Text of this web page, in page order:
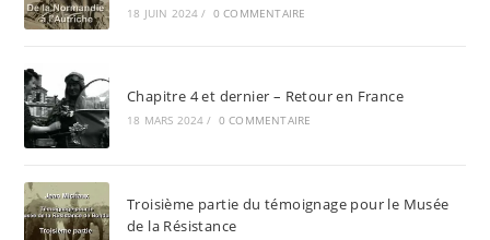
18 JUIN 2024 / 0 COMMENTAIRE
Chapitre 4 et dernier – Retour en France
18 MARS 2024 / 0 COMMENTAIRE
Troisième partie du témoignage pour le Musée
de la Résistance